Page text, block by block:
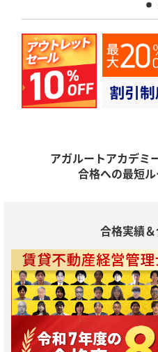
アガルートアカデミ
合格への最短
合格実績